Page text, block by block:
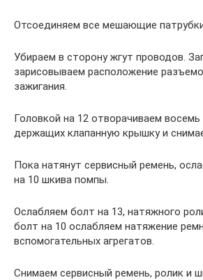
Отсоединяем все мешающие
Убираем в сторону жгут проводов.
зарисовываем расположение
зажигания.
Головкой на 12 отворачиваем восемь
держащих клапанную крышку и
Пока натянут сервисный ремень,
на 10 шкива помпы.
Ослабляем болт на 13, натяжного
болт на 10 ослабляем натяжение
вспомогательных агрегатов.
Снимаем сервисный ремень, ролик и